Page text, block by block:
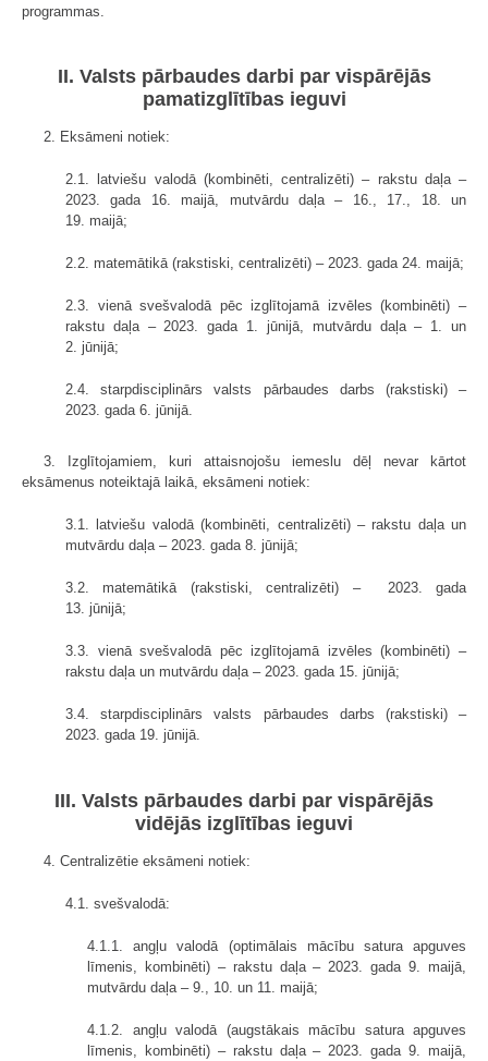
programmas.
II. Valsts pārbaudes darbi par vispārējās
pamatizglītības ieguvi
2. Eksāmeni notiek:
2.1. latviešu valodā (kombinēti, centralizēti) – rakstu daļa –
2023. gada 16. maijā, mutvārdu daļa – 16., 17., 18. un
19. maijā;
2.2. matemātikā (rakstiski, centralizēti) – 2023. gada 24. maijā;
2.3. vienā svešvalodā pēc izglītojamā izvēles (kombinēti) –
rakstu daļa – 2023. gada 1. jūnijā, mutvārdu daļa – 1. un
2. jūnijā;
2.4. starpdisciplinārs valsts pārbaudes darbs (rakstiski) –
2023. gada 6. jūnijā.
3. Izglītojamiem, kuri attaisnojošu iemeslu dēļ nevar kārtot
eksāmenus noteiktajā laikā, eksāmeni notiek:
3.1. latviešu valodā (kombinēti, centralizēti) – rakstu daļa un
mutvārdu daļa – 2023. gada 8. jūnijā;
3.2. matemātikā (rakstiski, centralizēti) – 2023. gada
13. jūnijā;
3.3. vienā svešvalodā pēc izglītojamā izvēles (kombinēti) –
rakstu daļa un mutvārdu daļa – 2023. gada 15. jūnijā;
3.4. starpdisciplinārs valsts pārbaudes darbs (rakstiski) –
2023. gada 19. jūnijā.
III. Valsts pārbaudes darbi par vispārējās
vidējās izglītības ieguvi
4. Centralizētie eksāmeni notiek:
4.1. svešvalodā:
4.1.1. angļu valodā (optimālais mācību satura apguves
līmenis, kombinēti) – rakstu daļa – 2023. gada 9. maijā,
mutvārdu daļa – 9., 10. un 11. maijā;
4.1.2. angļu valodā (augstākais mācību satura apguves
līmenis, kombinēti) – rakstu daļa – 2023. gada 9. maijā,